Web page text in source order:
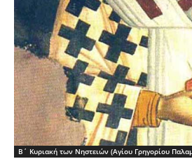
Β΄ Κυριακή των Νηστειών (Αγίου Γρηγορίου